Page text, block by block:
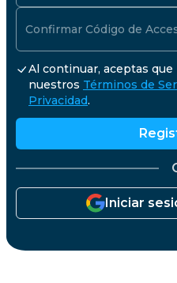
Confirmar Código de
Al continuar, aceptas
nuestros Términos de
Privacidad.
Iniciar